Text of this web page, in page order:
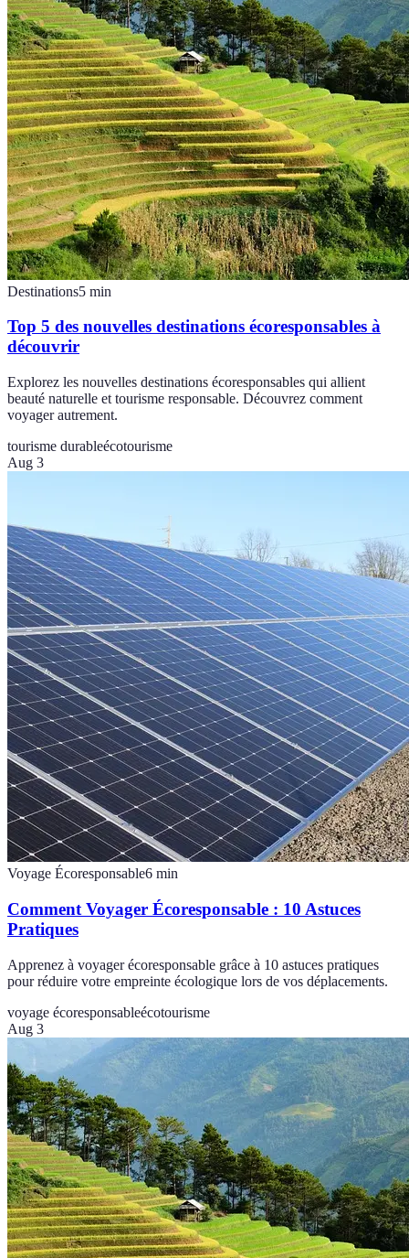
Destinations5 min
Top 5 des nouvelles destinations écoresponsables à
découvrir
Explorez les nouvelles destinations écoresponsables qui allient
beauté naturelle et tourisme responsable. Découvrez comment
voyager autrement.
tourisme durableécotourisme
Aug 3
Voyage Écoresponsable6 min
Comment Voyager Écoresponsable : 10 Astuces
Pratiques
Apprenez à voyager écoresponsable grâce à 10 astuces pratiques
pour réduire votre empreinte écologique lors de vos déplacements.
voyage écoresponsableécotourisme
Aug 3